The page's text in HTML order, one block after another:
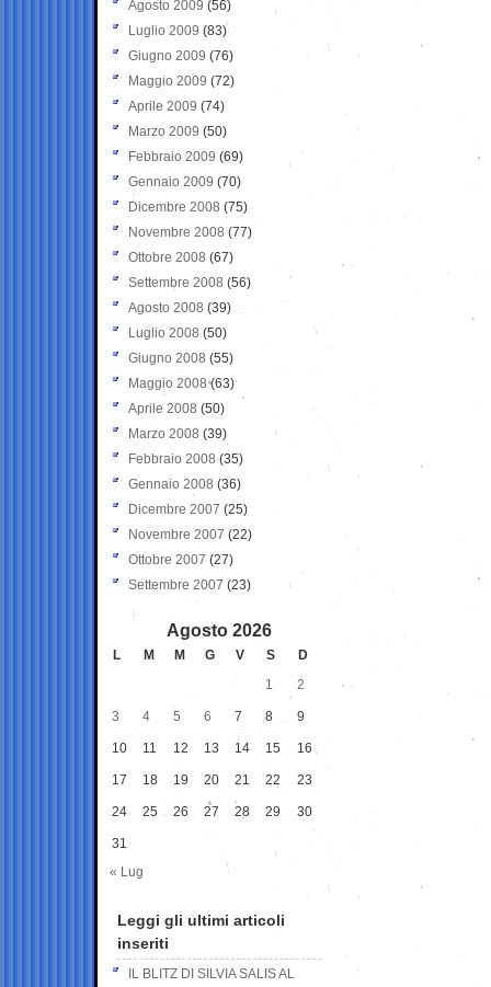
Agosto 2009 (56)
Luglio 2009 (83)
Giugno 2009 (76)
Maggio 2009 (72)
Aprile 2009 (74)
Marzo 2009 (50)
Febbraio 2009 (69)
Gennaio 2009 (70)
Dicembre 2008 (75)
Novembre 2008 (77)
Ottobre 2008 (67)
Settembre 2008 (56)
Agosto 2008 (39)
Luglio 2008 (50)
Giugno 2008 (55)
Maggio 2008(63)
Aprile 2008 (50)
Marzo 2008 (39)
Febbraio 2008 (35)
Gennaio 2008 (36)
Dicembre 2007 (25)
Novembre 2007 (22)
Ottobre 2007 (27)
Settembre 2007 (23)
Agosto 2026
L M M G V S
D
1
2
3 4 5 6 7 8 9
10 11 12 13 14 15 16
17 18 19 20 21 22 23
24 25 26 27 28 29 30
31
« Lug
Leggi gli ultimi articoli
inseriti
IL BLITZ DI SILVIA SALIS AL